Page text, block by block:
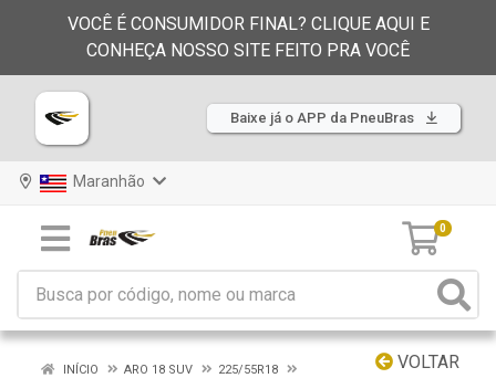
VOCÊ É CONSUMIDOR FINAL? CLIQUE AQUI E
CONHEÇA NOSSO SITE FEITO PRA VOCÊ
Baixe já o APP da PneuBras
Maranhão
0
VOLTAR
INÍCIO ARO 18 SUV
225/55R18